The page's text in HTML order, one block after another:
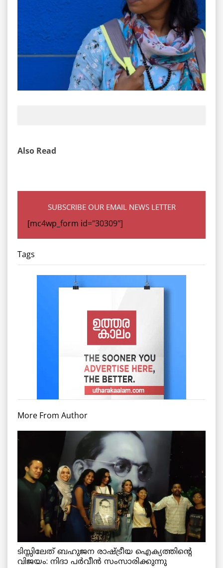
Also Read
SUBSCRIBE OUR EMAIL NEWS LETTER
[mc4wp_form id="30309"]
Tags
More From Author
ടിസ്സിലേത് ബഹുജന രാഷ്ട്രീയ ഐക്യത്തിന്റെ
വിജയം: നിദാ പർവീൻ സംസാരിക്കുന്നു